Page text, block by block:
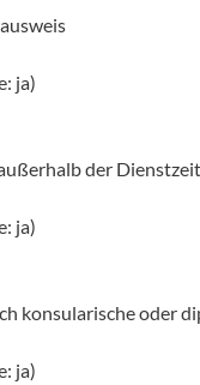
ja)
der
ja)
konsularische oder
ja)